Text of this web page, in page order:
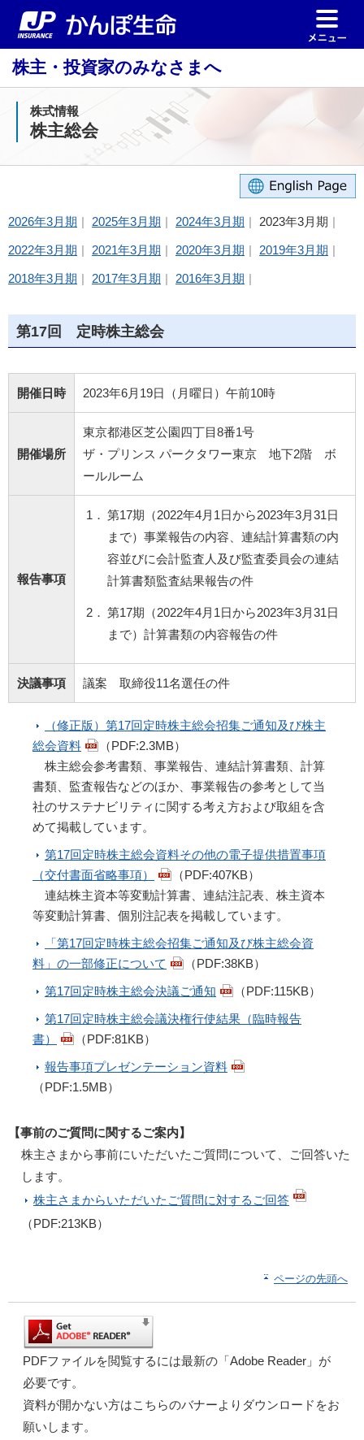
株主・投資家のみなさまへ
株式情報
株主総会
2026年3月期 2025年3月期 2024年3月期 2023年3月期
2022年3月期 2021年3月期 2020年3月期 2019年3月期
2018年3月期 2017年3月期 2016年3月期
第17回 定時株主総会
開催日時 2023年6月19日（月曜日）午前10時
開催場所
東京都港区芝公園四丁目8番1号
ザ・プリンス パークタワー東京 地下2階 ボ
ールルーム
報告事項
1． 第17期（2022年4月1日から2023年3月31日
まで）事業報告の内容、連結計算書類の内
容並びに会計監査人及び監査委員会の連結
計算書類監査結果報告の件
2． 第17期（2022年4月1日から2023年3月31日
まで）計算書類の内容報告の件
決議事項 議案 取締役11名選任の件
（修正版）第17回定時株主総会招集ご通知及び株主
総会資料
（PDF:2.3MB）
株主総会参考書類、事業報告、連結計算書類、計算
書類、監査報告などのほか、事業報告の参考として当
社のサステナビリティに関する考え方および取組を含
めて掲載しています。
第17回定時株主総会資料その他の電子提供措置事項
（交付書面省略事項）
（PDF:407KB）
連結株主資本等変動計算書、連結注記表、株主資本
等変動計算書、個別注記表を掲載しています。
「第17回定時株主総会招集ご通知及び株主総会資
料」の一部修正について
（PDF:38KB）
第17回定時株主総会決議ご通知
（PDF:115KB）
第17回定時株主総会議決権行使結果（臨時報告
書）
（PDF:81KB）
報告事項プレゼンテーション資料
（PDF:1.5MB）
【事前のご質問に関するご案内】
株主さまから事前にいただいたご質問について、ご回答いた
します。
株主さまからいただいたご質問に対するご回答
（PDF:213KB）
ページの先頭へ
PDFファイルを閲覧するには最新の「Adobe Reader」が
必要です。
資料が開かない方はこちらのバナーよりダウンロードをお
願いします。